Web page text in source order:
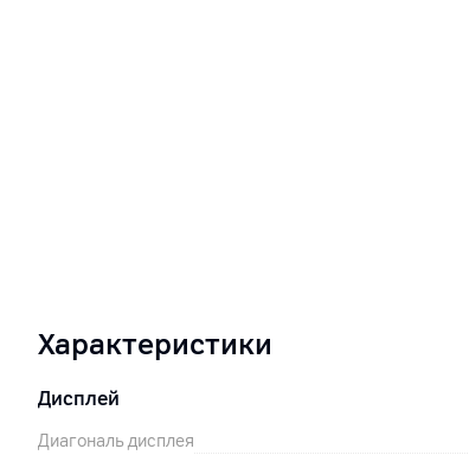
Характеристики
Дисплей
Диагональ дисплея